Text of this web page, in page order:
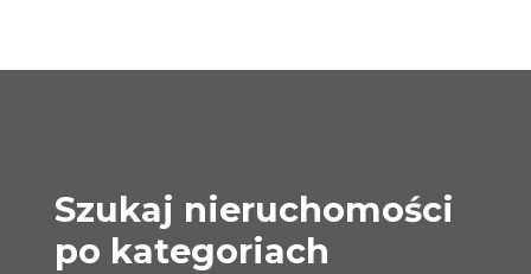
Szukaj nieruchomości
po kategoriach